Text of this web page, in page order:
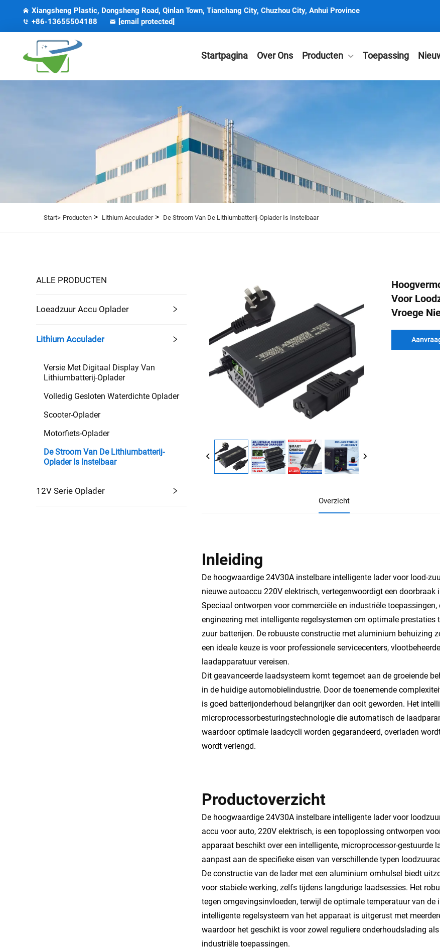
Xiangsheng Plastic, Dongsheng Road, Qinlan Town, Tianchang City, Chuzhou City, Anhui Province
+86-13655504188
[email protected]
Startpagina Over Ons Producten Toepassing
Start> Producten > Lithium Acculader> De Stroom Van De Lithiumbatterij-Oplader Is Instelbaar
ALLE PRODUCTEN
Loeadzuur Accu Oplader
Lithium Acculader
Versie Met Digitaal Display Van
Lithiumbatterij-Oplader
Volledig Gesloten Waterdichte Oplader
Scooter-Oplader
Motorfiets-Oplader
De Stroom Van De Lithiumbatterij-
Oplader Is Instelbaar
12V Serie Oplader
Voor
Vroege
Overzicht
Inleiding
De hoogwaardige 24V30A instelbare intelligente lader voor lood-
nieuwe autoaccu 220V elektrisch, vertegenwoordigt een
Speciaal ontworpen voor commerciële en industriële
engineering met intelligente regelsystemen om optimale
zuur batterijen. De robuuste constructie met aluminium behuizing
een ideale keuze is voor professionele servicecenters,
laadapparatuur vereisen.
Dit geavanceerde laadsysteem komt tegemoet aan de groeiende
in de huidige automobielindustrie. Door de toenemende
is goed batterijonderhoud belangrijker dan ooit geworden. Het
microprocessorbesturingstechnologie die automatisch de
waardoor optimale laadcycli worden gegarandeerd, overladen
wordt verlengd.
Productoverzicht
De hoogwaardige 24V30A instelbare intelligente lader voor
accu voor auto, 220V elektrisch, is een topoplossing ontworpen
apparaat beschikt over een intelligente, microprocessor-
aanpast aan de specifieke eisen van verschillende typen
De constructie van de lader met een aluminium omhulsel biedt
voor stabiele werking, zelfs tijdens langdurige laadsessies. Het
tegen omgevingsinvloeden, terwijl de optimale temperatuur van
intelligente regelsysteem van het apparaat is uitgerust met
waardoor het geschikt is voor zowel reguliere onderhoudslading
industriële toepassingen.